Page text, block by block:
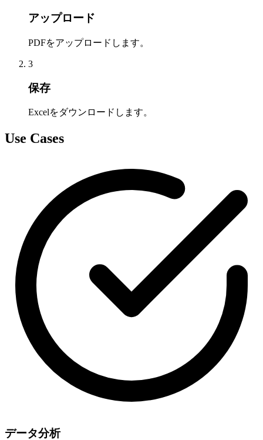
アップロード
PDFをアップロードします。
3
保存
Excelをダウンロードします。
Use Cases
データ分析